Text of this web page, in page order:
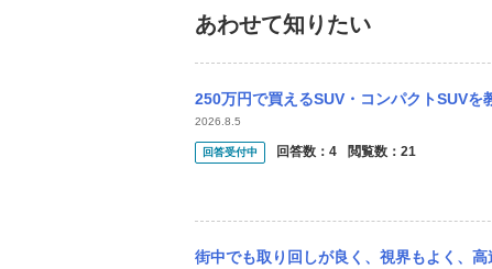
あわせて知りたい
250万円で買えるSUV・コンパクトSUVを教えてください お疲れ様です。 車が
2026.8.5
回答受付中 回答数： 4 閲覧数： 21
街中でも取り回しが良く、視界もよく、高速道路でも疲れにくい、ちょうどいい感じ